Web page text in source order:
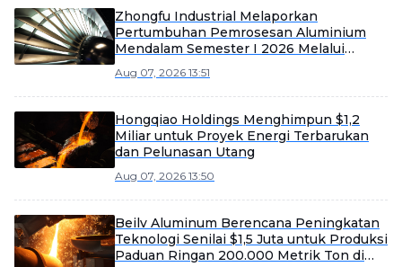
Zhongfu Industrial Melaporkan
Pertumbuhan Pemrosesan Aluminium
Mendalam Semester I 2026 Melalui
Aug 07, 2026 13:51
Hongqiao Holdings Menghimpun $1,2
Miliar untuk Proyek Energi Terbarukan
dan Pelunasan Utang
Aug 07, 2026 13:50
Beilv Aluminum Berencana Peningkatan
Teknologi Senilai $1,5 Juta untuk Produksi
Paduan Ringan 200.000 Metrik Ton di